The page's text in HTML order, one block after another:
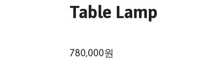
Table Lamp
780,000원